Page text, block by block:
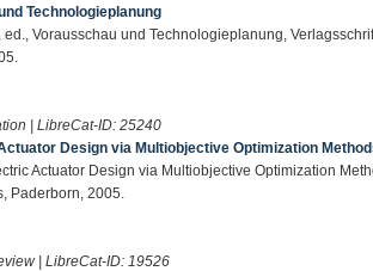
Technologieplanung
ed., Vorausschau und Technologieplanung,
| LibreCat-ID:25240
Design via Multiobjective Optimization
Actuator Design via Multiobjective Optimization
Paderborn, 2005.
| LibreCat-ID: 19526